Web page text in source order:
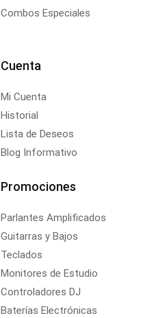
Combos Especiales
Cuenta
Mi Cuenta
Historial
Lista de Deseos
Blog Informativo
Promociones
Parlantes Amplificados
Guitarras y Bajos
Teclados
Monitores de Estudio
Controladores DJ
Baterías Electrónicas